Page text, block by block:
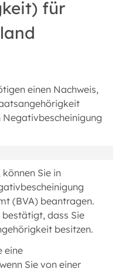
für
einen Nachweis,
Negativbescheinigung
Sie in
(BVA) beantragen.
dass Sie
besitzen.
eine
Sie von einer